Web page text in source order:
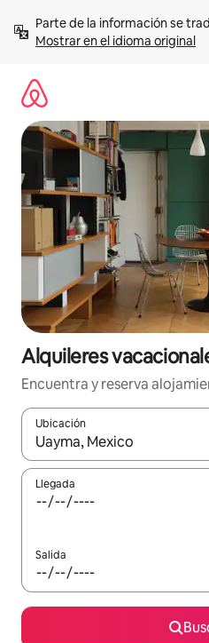
contenidoMostrar en el idioma original
Alquileres
Encuentra y reserva
Ubicación
Cuando los resultados estén
Llegada
Salida